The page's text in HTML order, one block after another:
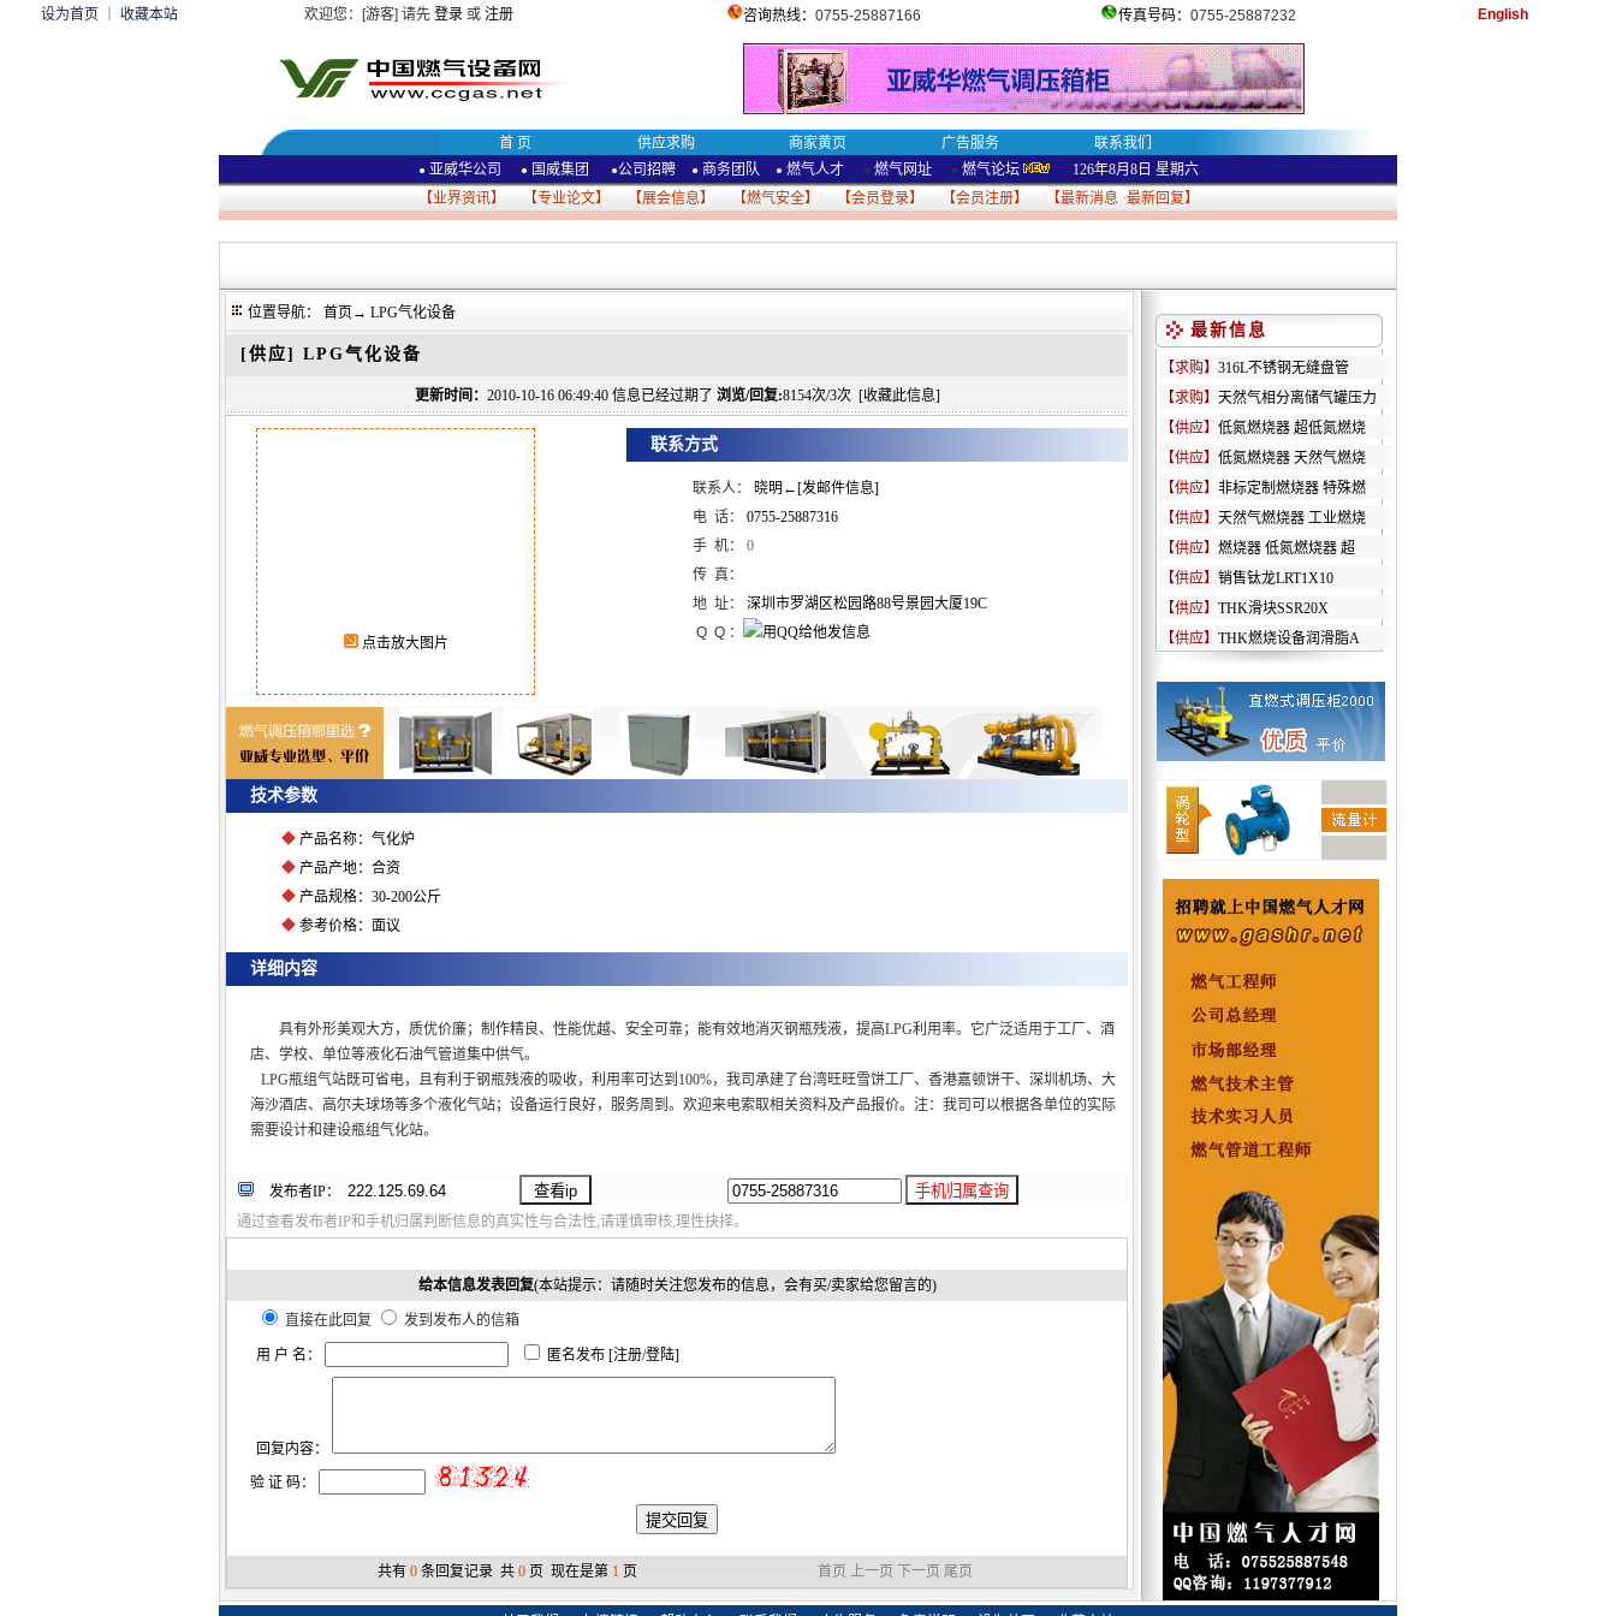
设为首页 收藏本站 欢迎您：[游客] 请先 登录 或 注册 咨询热线： 0755-25887166 传真号码： 0755-25887232 English
首 页 供应求购 商家黄页 广告服务 联系我们
● 亚威华公司 ● 国威集团 ●公司招聘 ● 商务团队 ● 燃气人才 ● 燃气网址 ● 燃气论坛 126年8月8日 星期六
【业界资讯】 【专业论文】 【展会信息】 【燃气安全】 【会员登录】 【会员注册】 【最新消息·最新回复】
位置导航： 首页 → LPG气化设备
[供应] LPG气化设备
更新时间： 2010-10-16 06:49:40 信息已经过期了 浏览/回复:8154次/3次 [收藏此信息]
点击放大图片
联系方式
联系人：
晓明←[发邮件信息]
电 话：
0755-25887316
手 机：
0
传 真：
地 址：
深圳市罗湖区松园路88号景园大厦19C
Q Q ：
技术参数
◆ 产品名称：气化炉
◆ 产品产地：合资
◆ 产品规格：30-200公斤
◆ 参考价格：面议
详细内容
具有外形美观大方，质优价廉；制作精良、性能优越、安全可靠；能有效地消灭钢瓶残液，提高LPG利用率。它广泛适用于工厂、酒
店、学校、单位等液化石油气管道集中供气。
LPG瓶组气站既可省电，且有利于钢瓶残液的吸收，利用率可达到100%，我司承建了台湾旺旺雪饼工厂、香港嘉顿饼干、深圳机场、大
海沙酒店、高尔夫球场等多个液化气站；设备运行良好，服务周到。欢迎来电索取相关资料及产品报价。注：我司可以根据各单位的实际
需要设计和建设瓶组气化站。
发布者IP：
通过查看发布者IP和手机归属判断信息的真实性与合法性,请谨慎审核,理性抉择。
给本信息发表回复(本站提示：请随时关注您发布的信息，会有买/卖家给您留言的)
直接在此回复 发到发布人的信箱
用 户 名： 匿名发布 [注册/登陆]
回复内容：
验 证 码：
共有 0 条回复记录 共 0 页 现在是第 1 页 首页 上一页 下一页 尾页
最新信息
【求购】 316L不锈钢无缝盘管
【求购】 天然气相分离储气罐压力
【供应】 低氮燃烧器 超低氮燃烧
【供应】 低氮燃烧器 天然气燃烧
【供应】 非标定制燃烧器 特殊燃
【供应】 天然气燃烧器 工业燃烧
【供应】 燃烧器 低氮燃烧器 超
【供应】 销售钛龙LRT1X10
【供应】 THK滑块SSR20X
【供应】 THK燃烧设备润滑脂A